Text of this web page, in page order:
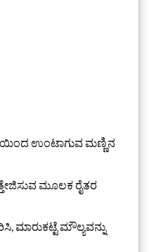
ಉಂಟಾಗುವ ಮಣ್ಣಿನ
ಮೂಲಕ ರೈತರ
ಮಾರುಕಟ್ಟೆ ಮೌಲ್ಯವನ್ನು